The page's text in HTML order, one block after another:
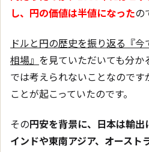
し、円の価値は半値になったの
ドルと円の歴史を振り返る『
相場』 を見ていただいても分か
では考えられないことなので
ことが起こっていたのです。
その円安を背景に、日本は輸出
インドや東南アジア、オースト